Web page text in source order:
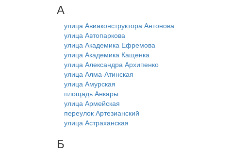
А
улица Авиаконструктора Антонова
улица Автопаркова
улица Академика Ефремова
улица Академика Кащенка
улица Александра Архипенко
улица Алма-Атинская
улица Амурская
площадь Анкары
улица Армейская
переулок Артезианский
улица Астраханская
Б